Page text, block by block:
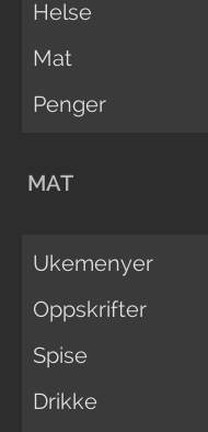
Helse
Mat
Penger
MAT
Ukemenyer
Oppskrifter
Spise
Drikke